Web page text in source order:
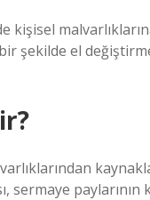
şekilde el
paylarının